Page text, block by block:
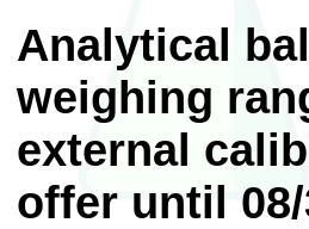
Analytical
weighing
external
offer until 08/